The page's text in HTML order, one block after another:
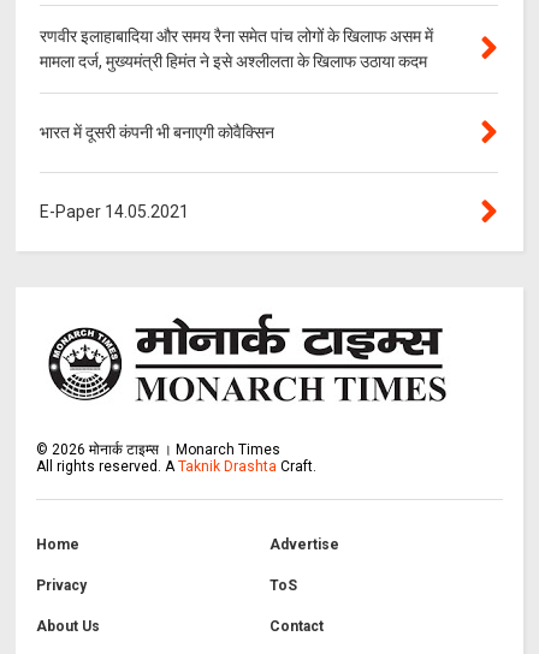
रणवीर इलाहाबादिया और समय रैना समेत पांच लोगों के खिलाफ असम में
मामला दर्ज, मुख्यमंत्री हिमंत ने इसे अश्लीलता के खिलाफ उठाया कदम
भारत में दूसरी कंपनी भी बनाएगी कोवैक्सिन
E-Paper 14.05.2021
©2026 मोनार्क टाइम्स । Monarch Times
All rights reserved. ATaknik Drashta Craft.
Home Advertise
Privacy ToS
About Us Contact